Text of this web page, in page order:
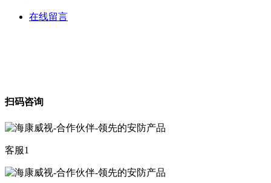
在线留言
扫码咨询
客服1